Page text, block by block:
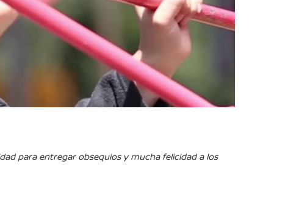
para entregar obsequios y mucha felicidad a los